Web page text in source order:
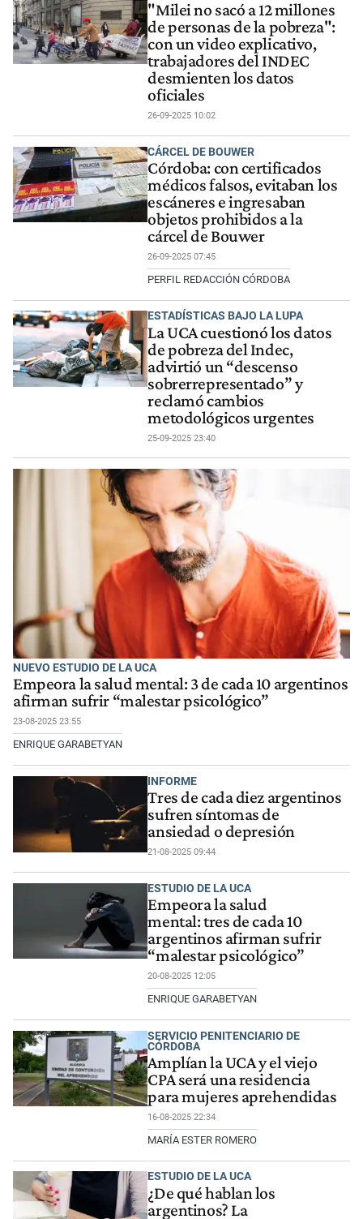
"Milei no sacó a 12 millones
de personas de la pobreza":
con un video explicativo,
trabajadores del INDEC
desmienten los datos
oficiales
26-09-2025 10:02
CÁRCEL DE BOUWER
Córdoba: con certificados
médicos falsos, evitaban los
escáneres e ingresaban
objetos prohibidos a la
cárcel de Bouwer
26-09-2025 07:45
PERFIL REDACCIÓN CÓRDOBA
ESTADÍSTICAS BAJO LA LUPA
La UCA cuestionó los datos
de pobreza del Indec,
advirtió un “descenso
sobrerrepresentado” y
reclamó cambios
metodológicos urgentes
25-09-2025 23:40
NUEVO ESTUDIO DE LA UCA
Empeora la salud mental: 3 de cada 10 argentinos
afirman sufrir “malestar psicológico”
23-08-2025 23:55
ENRIQUE GARABETYAN
INFORME
Tres de cada diez argentinos
sufren síntomas de
ansiedad o depresión
21-08-2025 09:44
ESTUDIO DE LA UCA
Empeora la salud
mental: tres de cada 10
argentinos afirman sufrir
“malestar psicológico”
20-08-2025 12:05
ENRIQUE GARABETYAN
SERVICIO PENITENCIARIO DE
CÓRDOBA
Amplían la UCA y el viejo
CPA será una residencia
para mujeres aprehendidas
16-08-2025 22:34
MARÍA ESTER ROMERO
ESTUDIO DE LA UCA
¿De qué hablan los
argentinos? La